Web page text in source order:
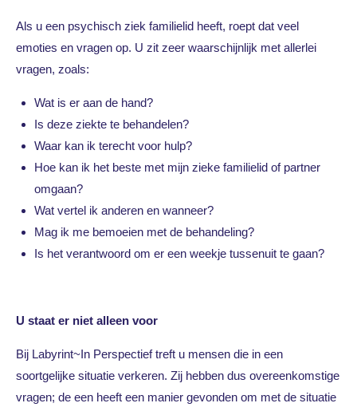
Als u een psychisch ziek familielid heeft, roept dat veel
emoties en vragen op. U zit zeer waarschijnlijk met allerlei
vragen, zoals:
Wat is er aan de hand?
Is deze ziekte te behandelen?
Waar kan ik terecht voor hulp?
Hoe kan ik het beste met mijn zieke familielid of partner
omgaan?
Wat vertel ik anderen en wanneer?
Mag ik me bemoeien met de behandeling?
Is het verantwoord om er een weekje tussenuit te gaan?
U staat er niet alleen voor
Bij Labyrint~In Perspectief treft u mensen die in een
soortgelijke situatie verkeren. Zij hebben dus overeenkomstige
vragen; de een heeft een manier gevonden om met de situatie